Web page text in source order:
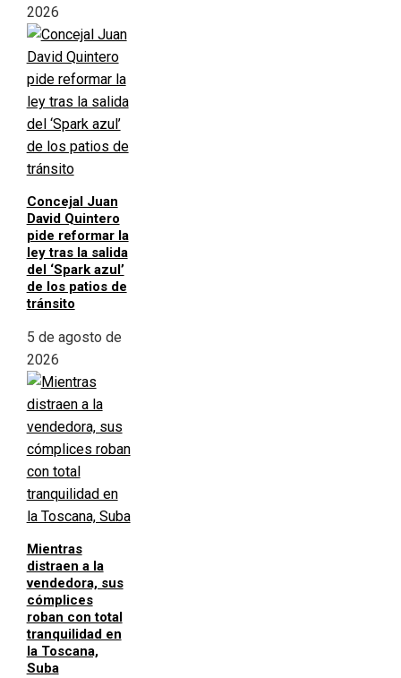
2026
Concejal Juan
David Quintero
pide reformar la
ley tras la salida
del ‘Spark azul’
de los patios de
tránsito
5 de agosto de
2026
Mientras
distraen a la
vendedora, sus
cómplices
roban con total
tranquilidad en
la Toscana,
Suba